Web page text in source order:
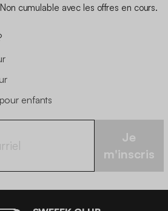
cumulable avec les offres en cours.
enfants
Je
m'inscris